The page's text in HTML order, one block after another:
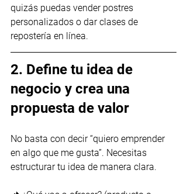
quizás puedas vender postres
personalizados o dar clases de
repostería en línea.
2. Define tu idea de
negocio y crea una
propuesta de valor
No basta con decir “quiero emprender
en algo que me gusta”. Necesitas
estructurar tu idea de manera clara.